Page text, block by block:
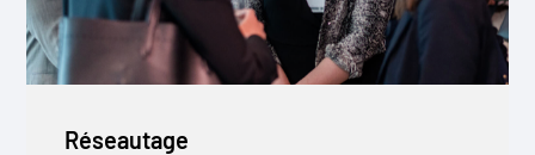
Réseautage